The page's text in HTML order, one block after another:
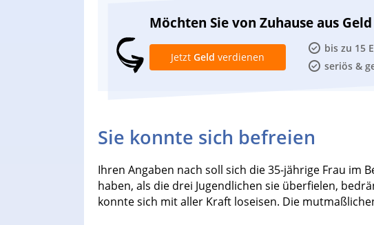
Möchten Sie von Zuhause aus
bis zu 15
seriös &
Jetzt Geld verdienen
Sie konnte sich befreien
Ihren Angaben nach soll sich die 35-jährige Frau im
haben, als die drei Jugendlichen sie überfielen,
konnte sich mit aller Kraft loseisen. Die